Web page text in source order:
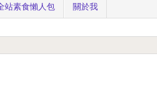
站素食懶人包 關於我